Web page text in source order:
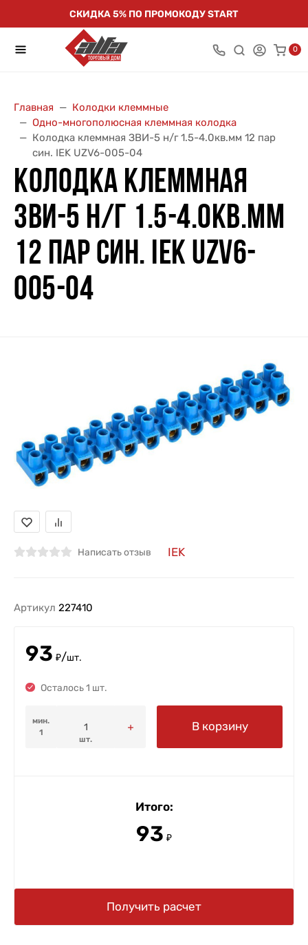
СКИДКА 5% ПО ПРОМОКОДУ START
0
Главная
Колодки клеммные
Одно-многополюсная клеммная колодка
Колодка клеммная ЗВИ-5 н/г 1.5-4.0кв.мм 12 пар
син. IEK UZV6-005-04
КОЛОДКА КЛЕММНАЯ
ЗВИ-5 Н/Г 1.5-4.0КВ.ММ
12 ПАР СИН. IEK UZV6-
005-04
Написать отзыв IEK
Артикул 227410
93 ₽/шт.
Осталось 1 шт.
мин.
1
шт.
В корзину
Итого:
93 ₽
Получить расчет